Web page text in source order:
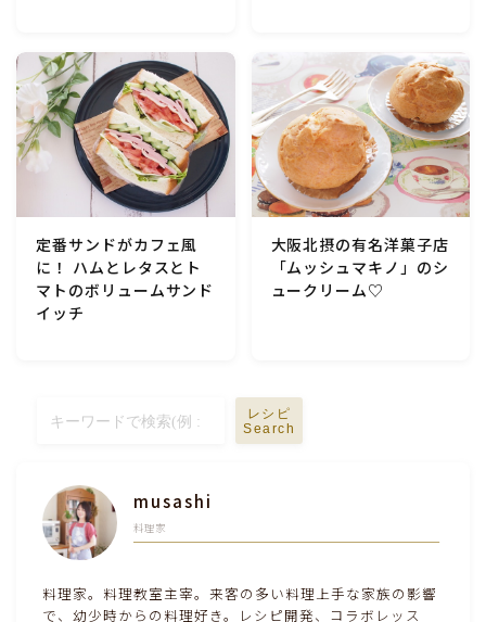
ドリンク・シロップ・ジャム類
その他食材
テーブルコーディネート・食器・調理器具
離乳食・キッズメニュー
その他徒然
定番サンドがカフェ風
に！ ハムとレタスとト
マトのボリュームサンド
イッチ
大阪北摂の有名洋菓子店
「ムッシュマキノ」のシ
ュークリーム♡
レシピ
Search
musashi
料理家
料理家。料理教室主宰。来客の多い料理上手な家族の影響
で、幼少時からの料理好き。レシピ開発、コラボレッス